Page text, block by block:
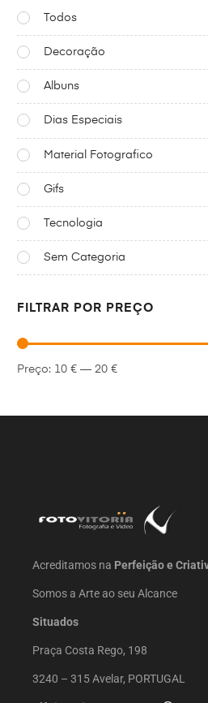
Todos
Decoração
Albuns
Dias Especiais
Material Fotografico
Gifs
Tecnologia
Sem Categoria
FILTRAR POR PREÇO
Preço: 10 € — 20 €
Acreditamos na Perfeição e
Somos a Arte ao seu Alcance
Situados
Praça Costa Rego, 198
3240 – 315 Avelar, PORTUGAL